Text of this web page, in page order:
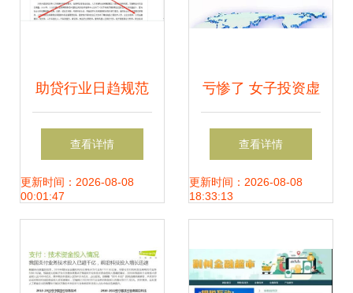
助贷行业日趋规范
公司金融顾问成为
金融信息咨询新趋
查看详情
更新时间：2026-08-08
00:01:47
亏惨了 女子投资虚
拟数字货币,300元
一枚两年跌至几分
查看详情
更新时间：2026-08-08
18:33:13